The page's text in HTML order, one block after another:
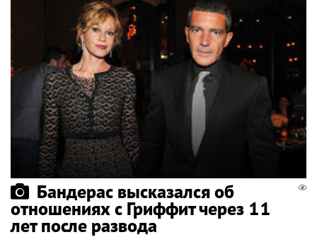
Бандерас высказался об
отношениях с Гриффит через 11
лет после развода